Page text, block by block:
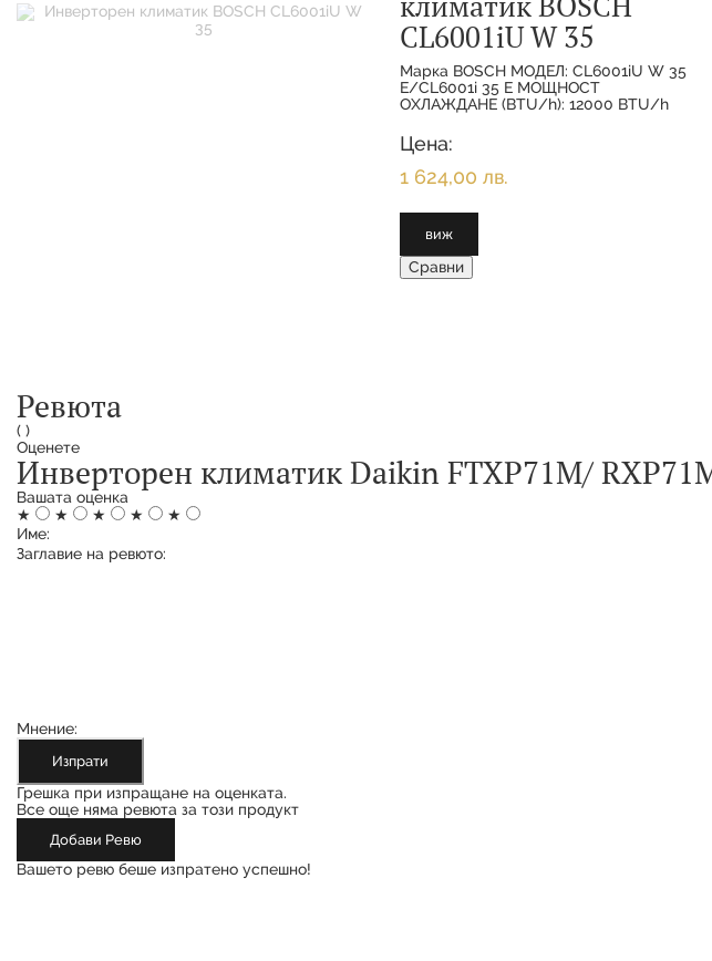
CL6001iU W 35
Марка BOSCH МОДЕЛ: CL6001iU W 35
E/CL6001i 35 E МОЩНОСТ
ОХЛАЖДАНЕ (BTU/h): 12000 BTU/h
3.500 KW МОЩНОСТ
ОТОПЛЕНИЕ(НОМИНАЛНА):
Цена:
1 624,00 лв.
виж
Сравни
Ревюта
( )
Оценете
Инверторен климатик Daikin FTXP71M/
Вашата оценка
★
★ ★ ★
★
Име:
Заглавие на ревюто:
Мнение:
Изпрати
Грешка при изпращане на оценката.
Все още няма ревюта за този продукт
Добави Ревю
Вашето ревю беше изпратено успешно!